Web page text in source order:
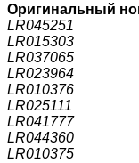
Оригинальный
LR045251
LR015303
LR037065
LR023964
LR010376
LR025111
LR041777
LR044360
LR010375